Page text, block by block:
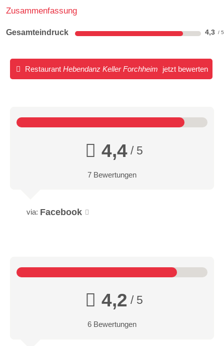
Zusammenfassung
Gesamteindruck 4,3
Restaurant Hebendanz Keller Forchheim jetzt bewerten
4,4/ 5
7 Bewertungen
via: Facebook
4,2 / 5
6 Bewertungen